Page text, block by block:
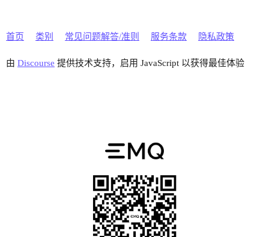
首页 类别 常见问题解答/准则 服务条款 隐私政策
由 Discourse 提供技术支持，启用 JavaScript 以获得最佳体验